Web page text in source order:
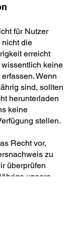
für Nutzer
nicht die
erreicht
wissentlich keine
Wenn
sind, sollten
herunterladen
keine
stellen.
Recht vor,
zu
überprüfen
unsere